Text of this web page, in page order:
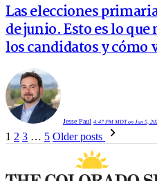
Las elecciones
de junio. Esto es lo
los candidatos y cómo
Jesse Paul 4:47 PM MDT on Jun 5,
Posts
pagination
1 2 3 … 5 Older posts